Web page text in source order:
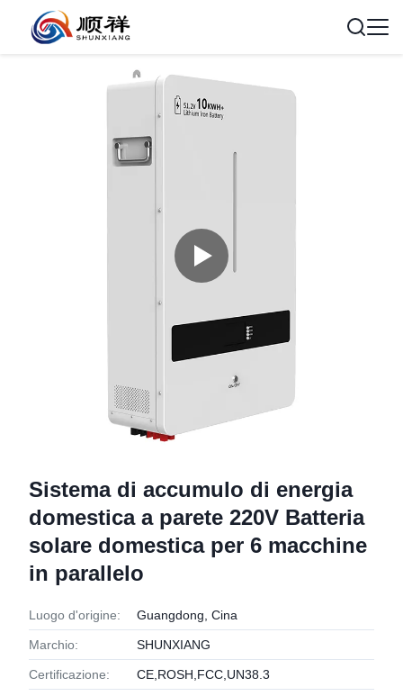
Sistema di accumulo di energia
domestica a parete 220V Batteria
solare domestica per 6 macchine
in parallelo
Luogo d'origine: Guangdong, Cina
Marchio: SHUNXIANG
Certificazione: CE,ROSH,FCC,UN38.3